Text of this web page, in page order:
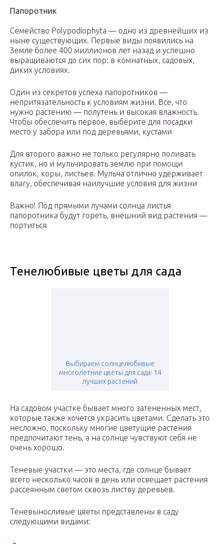
Папоротник
Семейство Polypodiophyta — одно из древнейших из
ныне существующих. Первые виды появились на
Земле более 400 миллионов лет назад и успешно
выращиваются до сих пор: в комнатных, садовых,
диких условиях.
Один из секретов успеха папоротников —
непритязательность к условиям жизни. Все, что
нужно растению — полутень и высокая влажность.
Чтобы обеспечить первое, выберите для посадки
место у забора или под деревьями, кустами
Для второго важно не только регулярно поливать
кустик, но и мульчировать землю при помощи
опилок, коры, листьев. Мульча отлично удерживает
влагу, обеспечивая наилучшие условия для жизни
Важно! Под прямыми лучами солнца листья
папоротника будут гореть, внешний вид растения —
портиться
Тенелюбивые цветы для сада
Выбираем солнцелюбивые
многолетние цветы для сада: 14
лучших растений
На садовом участке бывает много затененных мест,
которые также хочется украсить цветами. Сделать это
несложно, поскольку многие цветущие растения
предпочитают тень, а на солнце чувствуют себя не
очень хорошо.
Теневые участки — это места, где солнце бывает
всего несколько часов в день или освещает растения
рассеянным светом сквозь листву деревьев.
Теневыносливые цветы представлены в саду
следующими видами: